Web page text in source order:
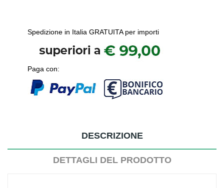
Spedizione in Italia GRATUITA per importi
Paga con:
DESCRIZIONE
DETTAGLI DEL PRODOTTO